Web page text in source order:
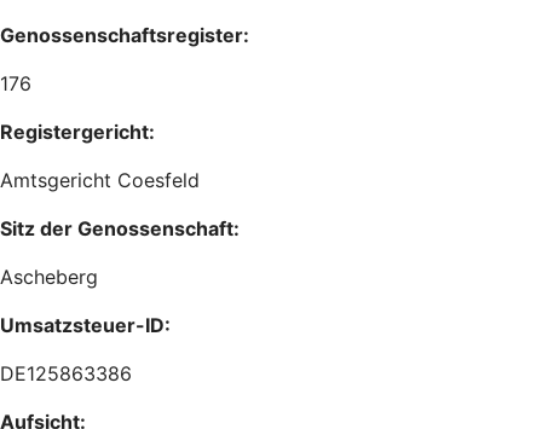
Genossenschaftsregister:
176
Registergericht:
Amtsgericht Coesfeld
Sitz der Genossenschaft:
Ascheberg
Umsatzsteuer-ID:
DE125863386
Aufsicht: